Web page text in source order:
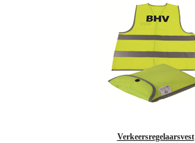
Verkeersregelaarsvest